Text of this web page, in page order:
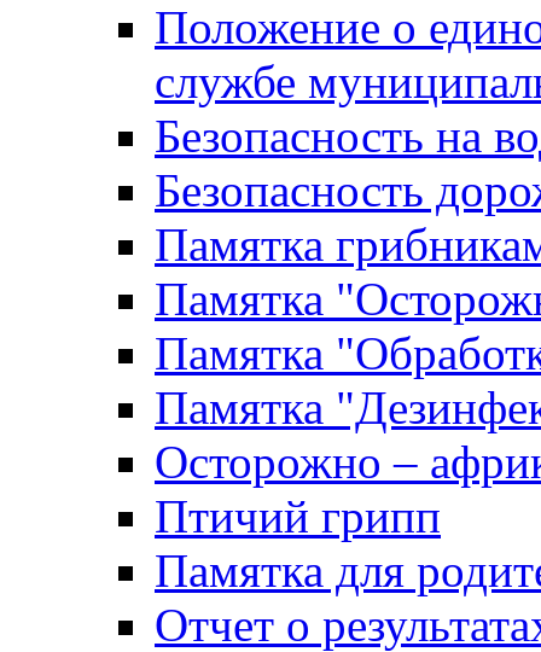
Положение о
службе
Безопасность на
Безопасность
Памятка
Памятка
Памятка
Памятка
Осторожно –
Птичий грипп
Памятка для
Отчет о